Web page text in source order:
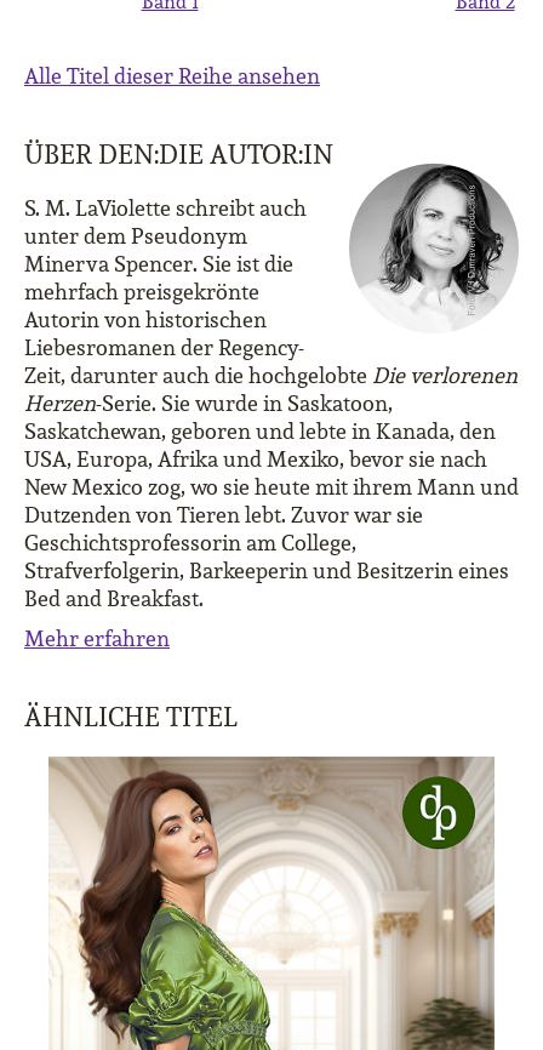
Alle Titel dieser Reihe ansehen
ÜBER DEN:DIE AUTOR:IN
S. M. LaViolette schreibt auch
unter dem Pseudonym
Minerva Spencer. Sie ist die
mehrfach preisgekrönte
Autorin von historischen
Liebesromanen der Regency-
Zeit, darunter auch die hochgelobte Die verlorenen
Herzen-Serie. Sie wurde in Saskatoon,
Saskatchewan, geboren und lebte in Kanada, den
USA, Europa, Afrika und Mexiko, bevor sie nach
New Mexico zog, wo sie heute mit ihrem Mann und
Dutzenden von Tieren lebt. Zuvor war sie
Geschichtsprofessorin am College,
Strafverfolgerin, Barkeeperin und Besitzerin eines
Bed and Breakfast.
Mehr erfahren
ÄHNLICHE TITEL